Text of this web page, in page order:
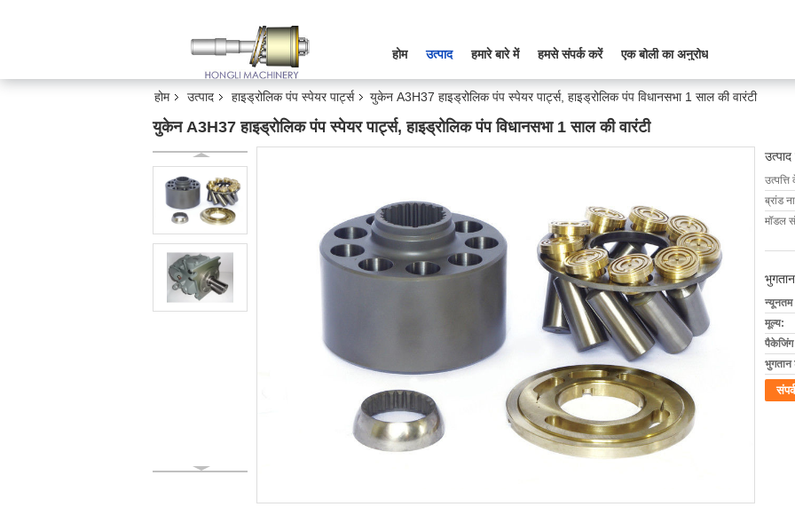
होम उत्पाद हमारे बारे में हमसे संपर्क करें एक बोली का अनुरोध
होम उत्पाद हाइड्रोलिक पंप स्पेयर पार्ट्स युकेन A3H37 हाइड्रोलिक पंप स्पेयर पार्ट्स, हाइड्रोलिक पंप विधानसभा 1 साल की वारंटी
युकेन A3H37 हाइड्रोलिक पंप स्पेयर पार्ट्स, हाइड्रोलिक पंप विधानसभा 1 साल की वारंटी
ब्रांड
मॉडल
न्यूनतम
मूल्य:
पैकेजिंग
भुगतान